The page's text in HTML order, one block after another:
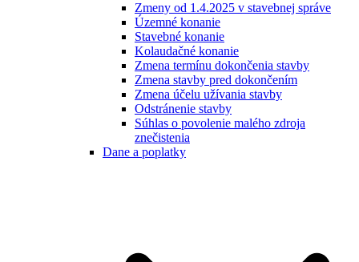
Zmeny od 1.4.2025 v stavebnej správe
Územné konanie
Stavebné konanie
Kolaudačné konanie
Zmena termínu dokončenia stavby
Zmena stavby pred dokončením
Zmena účelu užívania stavby
Odstránenie stavby
Súhlas o povolenie malého zdroja
znečistenia
Dane a poplatky